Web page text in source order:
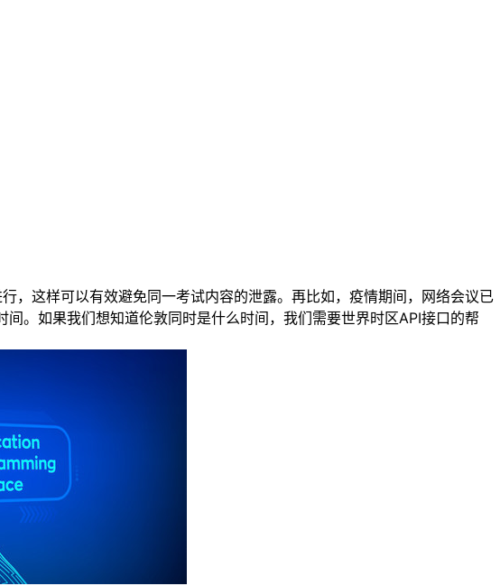
这样可以有效避免同一考试内容的泄露。再比如，疫情期间，网络会议已
。如果我们想知道伦敦同时是什么时间，我们需要世界时区API接口的帮